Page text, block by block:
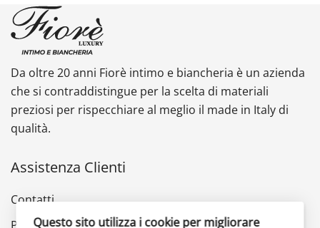
Da oltre 20 anni Fiorè intimo e biancheria è un azienda
che si contraddistingue per la scelta di materiali
preziosi per rispecchiare al meglio il made in Italy di
qualità.
Assistenza Clienti
Contatti
Questo sito utilizza i cookie per migliorare